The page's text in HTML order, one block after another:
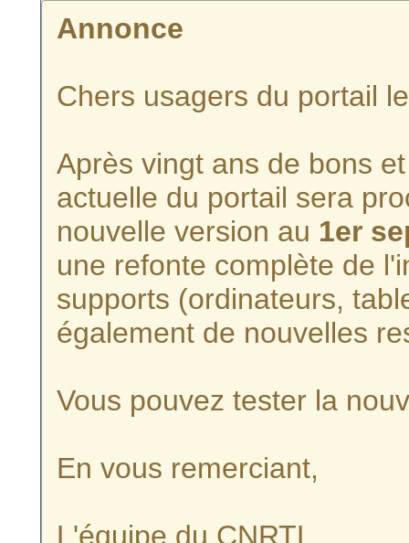
Annonce
Chers usagers du portail
Après vingt ans de bons
actuelle du portail sera
nouvelle version au 1er
une refonte complète de
supports (ordinateurs,
également de nouvelles
Vous pouvez tester la
En vous remerciant,
L'équipe du CNRTL